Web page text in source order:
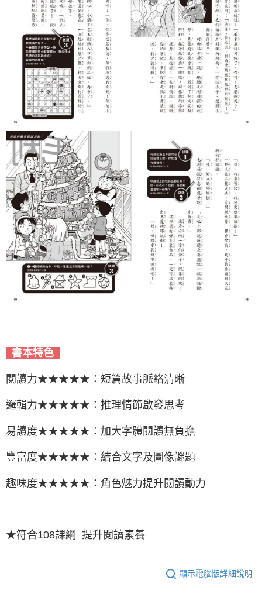
書本特色
閱讀力★★★★★：短篇故事脈絡清晰
邏輯力★★★★★：推理情節啟發思考
易讀度★★★★★：加大字體閱讀無負擔
豐富度★★★★★：結合文字及圖像謎題
趣味度★★★★★：角色魅力提升閱讀動力
★符合108課綱 提升閱讀素養
顯示電腦版詳細說明